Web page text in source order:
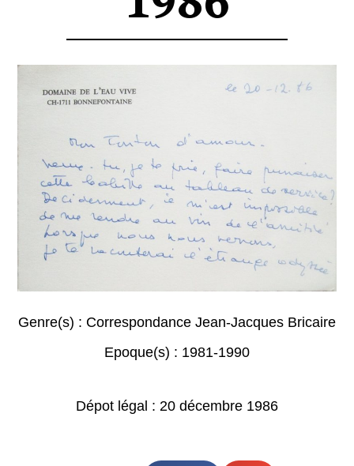
Genre(s) : Correspondance Jean-Jacques Bricaire
Epoque(s) : 1981-1990
Dépot légal : 20 décembre 1986